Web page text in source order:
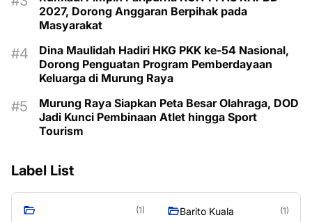
2027, Dorong Anggaran Berpihak pada
Masyarakat
Dina Maulidah Hadiri HKG PKK ke-54 Nasional,
Dorong Penguatan Program Pemberdayaan
Keluarga di Murung Raya
Murung Raya Siapkan Peta Besar Olahraga, DOD
Jadi Kunci Pembinaan Atlet hingga Sport
Tourism
Label List
(1) Barito Kuala (1)